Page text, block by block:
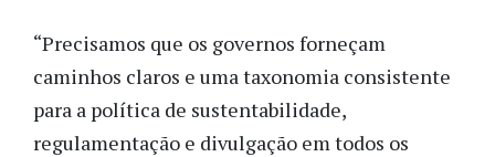
“Precisamos que os governos forneçam
caminhos claros e uma taxonomia consistente
para a política de sustentabilidade,
regulamentação e divulgação em todos os